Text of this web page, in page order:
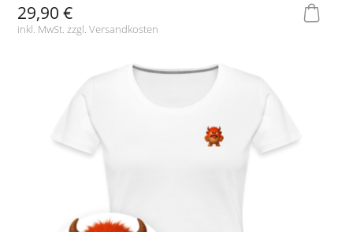
29,90 €
inkl. MwSt. zzgl.Versandkosten